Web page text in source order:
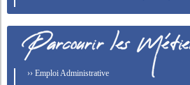
›› Emploi Administrative